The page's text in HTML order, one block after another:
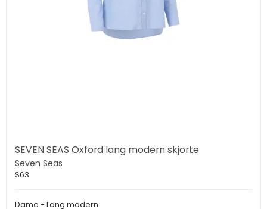
SEVEN SEAS Oxford lang modern skjorte
Seven Seas
S63
Dame - Lang modern